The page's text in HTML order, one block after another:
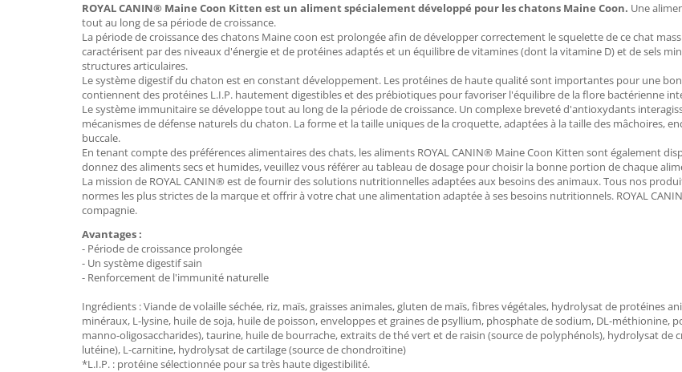
ROYAL CANIN® Maine Coon Kitten est un aliment spécialement développé pour les chatons Maine Coon. Une
tout au long de sa période de croissance.
La période de croissance des chatons Maine coon est prolongée afin de développer correctement le squelette de ce chat
caractérisent par des niveaux d'énergie et de protéines adaptés et un équilibre de vitamines (dont la vitamine D) et de sels
structures articulaires.
Le système digestif du chaton est en constant développement. Les protéines de haute qualité sont importantes pour une
contiennent des protéines L.I.P. hautement digestibles et des prébiotiques pour favoriser l'équilibre de la flore bactérienne
Le système immunitaire se développe tout au long de la période de croissance. Un complexe breveté d'antioxydants
mécanismes de défense naturels du chaton. La forme et la taille uniques de la croquette, adaptées à la taille des mâchoires,
buccale.
En tenant compte des préférences alimentaires des chats, les aliments ROYAL CANIN® Maine Coon Kitten sont également
donnez des aliments secs et humides, veuillez vous référer au tableau de dosage pour choisir la bonne portion de chaque
La mission de ROYAL CANIN® est de fournir des solutions nutritionnelles adaptées aux besoins des animaux. Tous nos
normes les plus strictes de la marque et offrir à votre chat une alimentation adaptée à ses besoins nutritionnels. ROYAL
compagnie.
Avantages :
- Période de croissance prolongée
- Un système digestif sain
- Renforcement de l'immunité naturelle
Ingrédients : Viande de volaille séchée, riz, maïs, graisses animales, gluten de maïs, fibres végétales, hydrolysat de protéines
minéraux, L-lysine, huile de soja, huile de poisson, enveloppes et graines de psyllium, phosphate de sodium, DL-méthionine,
manno-oligosaccharides), taurine, huile de bourrache, extraits de thé vert et de raisin (source de polyphénols), hydrolysat de
lutéine), L-carnitine, hydrolysat de cartilage (source de chondroïtine)
*L.I.P. : protéine sélectionnée pour sa très haute digestibilité.